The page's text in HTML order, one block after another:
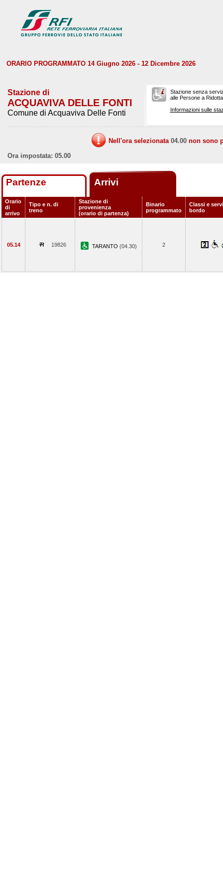
ORARIO PROGRAMMATO 14 Giugno 2026 - 12 Dicembre 2026
Stazione di
ACQUAVIVA DELLE FONTI
Comune di Acquaviva Delle Fonti
Stazione senza
alle Persone a
Informazioni sulle
Nell'ora selezionata 04.00 non sono
Ora impostata: 05.00
Partenze Arrivi
Orario
di
arrivo
Tipo e n. di
treno
Stazione di
provenienza
(orario di partenza)
Binario
programmato
Classi e
bordo
05.14 19826 TARANTO (04.30) 2